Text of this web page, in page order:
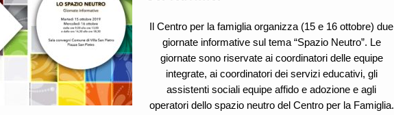
Il Centro per la famiglia organizza (15 e 16 ottobre) due
giornate informative sul tema “Spazio Neutro”. Le
giornate sono riservate ai coordinatori delle equipe
integrate, ai coordinatori dei servizi educativi, gli
assistenti sociali equipe affido e adozione e agli
operatori dello spazio neutro del Centro per la Famiglia.